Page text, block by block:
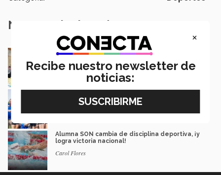
Notas Relacionadas
¡Jaque mate! La mexicana de 16 que aspira
Saray González
Campeonato Nacional de Atletismo
Alumna SON cambia de disciplina deportiva, ¡y
logra victoria nacional!
Carol Flores
×
Recibe nuestro newsletter de
noticias: